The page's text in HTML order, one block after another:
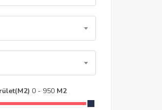
0 - 950 M2